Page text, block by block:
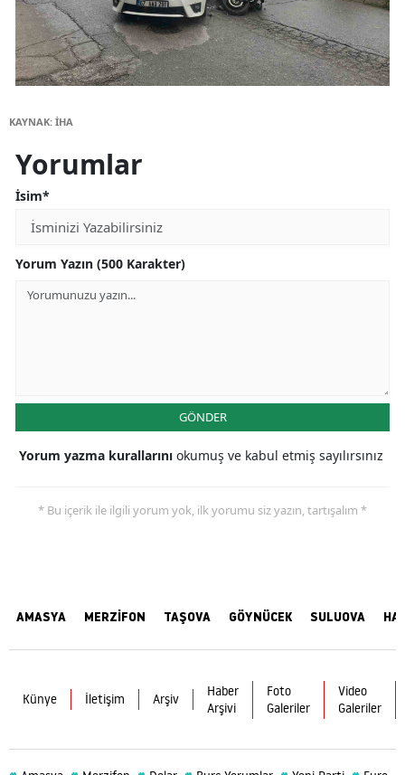
KAYNAK: İHA
Yorumlar
İsim*
Yorum Yazın (500 Karakter)
GÖNDER
Yorum yazma kurallarını okumuş ve kabul etmiş sayılırsınız
* Bu içerik ile ilgili yorum yok, ilk yorumu siz yazın, tartışalım *
AMASYA MERZİFON TAŞOVA GÖYNÜCEK SULUOVA
Künye İletişim Arşiv
Haber
Arşivi
Foto
Galeriler
Video
Galeriler